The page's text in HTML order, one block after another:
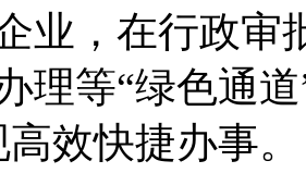
业，在行政审
理等“绿色通
高效快捷办事